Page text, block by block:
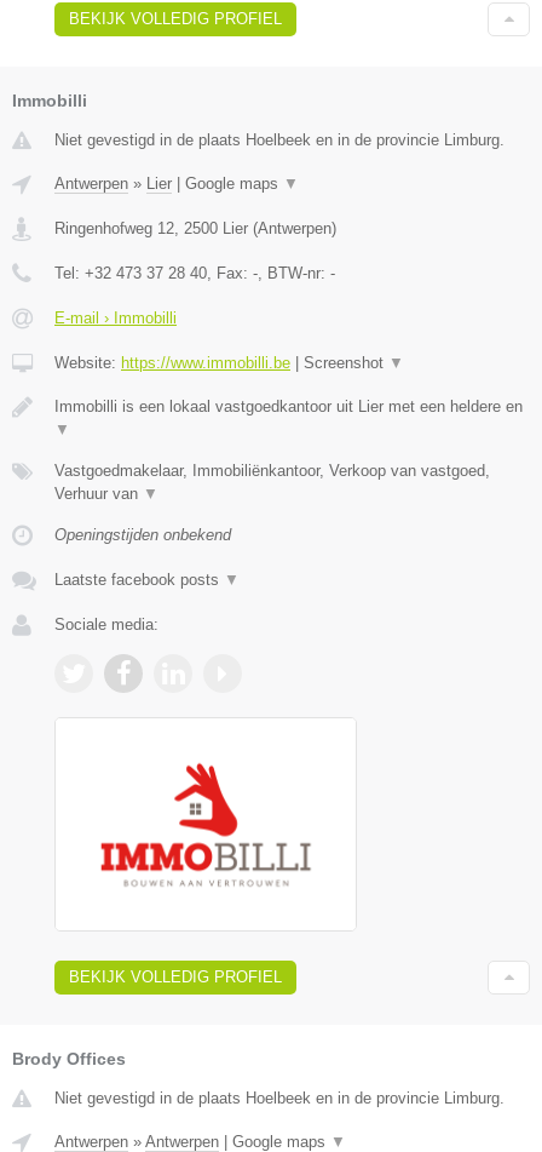
BEKIJK VOLLEDIG PROFIEL
Immobilli
Niet gevestigd in de plaats Hoelbeek en in de provincie Limburg.
Antwerpen » Lier Google maps ▼
Ringenhofweg 12, 2500 Lier (Antwerpen)
Tel: +32 473 37 28 40, Fax: -, BTW-nr: -
E-mail › Immobilli
Website: https://www.immobilli.be Screenshot ▼
Immobilli is een lokaal vastgoedkantoor uit Lier met een heldere en
▼
Vastgoedmakelaar, Immobiliënkantoor, Verkoop van vastgoed,
Verhuur van ▼
Openingstijden onbekend
Laatste facebook posts ▼
Sociale media:
BEKIJK VOLLEDIG PROFIEL
Brody Offices
Niet gevestigd in de plaats Hoelbeek en in de provincie Limburg.
Antwerpen » Antwerpen | Google maps ▼